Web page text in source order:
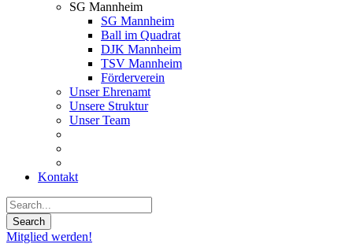
SG Mannheim
SG Mannheim
Ball im Quadrat
DJK Mannheim
TSV Mannheim
Förderverein
Unser Ehrenamt
Unsere Struktur
Unser Team
Kontakt
Mitglied werden!